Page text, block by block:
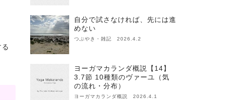
自分で試さなければ、先には進
めない
つぶやき・雑記 2026.4.2
ヨーガマカランダ概説【14】
3.7節 10種類のヴァーユ（気
の流れ・分布）
ヨーガマカランダ概説 2026.4.1